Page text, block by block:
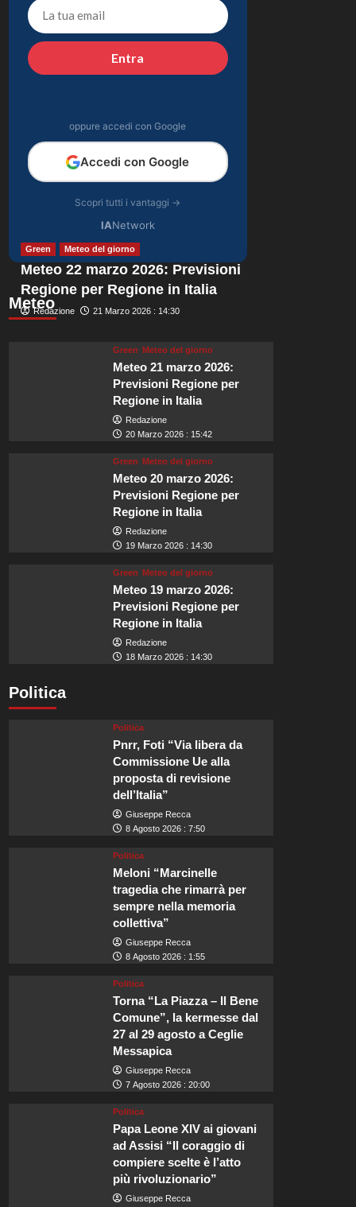
finita la relazione con
Alessio Pilli Stella?
Elisabetta Gregoraci
insieme.
Lo spettacolare sciame
Entra
oppure accedi con Google
Accedi con Google
Scopri tutti i vantaggi →
IANetwork
Meteo
Green Meteo del giorno
Meteo 22 marzo 2026: Previsioni
Regione per Regione in Italia
Redazione 21 Marzo 2026 : 14:30
Green Meteo del giorno
Meteo 21 marzo 2026:
Previsioni Regione per
Regione in Italia
Redazione
20 Marzo 2026 : 15:42
Green Meteo del giorno
Meteo 20 marzo 2026:
Previsioni Regione per
Regione in Italia
Redazione
19 Marzo 2026 : 14:30
Green Meteo del giorno
Meteo 19 marzo 2026:
Previsioni Regione per
Regione in Italia
Redazione
18 Marzo 2026 : 14:30
Politica
Politica
Pnrr, Foti “Via libera da
Commissione Ue alla
proposta di revisione
dell’Italia”
Giuseppe Recca
8 Agosto 2026 : 7:50
Politica
Meloni “Marcinelle
tragedia che rimarrà per
sempre nella memoria
collettiva”
Giuseppe Recca
8 Agosto 2026 : 1:55
Politica
Torna “La Piazza – Il Bene
Comune”, la kermesse dal
27 al 29 agosto a Ceglie
Messapica
Giuseppe Recca
7 Agosto 2026 : 20:00
Politica
Papa Leone XIV ai giovani
ad Assisi “Il coraggio di
compiere scelte è l’atto
più rivoluzionario”
Giuseppe Recca